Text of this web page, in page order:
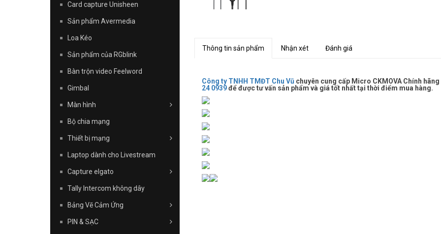
Thông tin sản phẩm Nhận xét Đánh giá
Công ty TNHH TMĐT Chu Vũ chuyên cung cấp Micro CKMOVA Chính
24 0939 để được tư vấn sản phẩm và giá tốt nhất tại thời điểm mua hàng.
Card capture Unisheen
Sản phẩm Avermedia
Loa Kéo
Sản phẩm của RGblink
Bàn trộn video Feelword
Gimbal
Màn hình
Bộ chia mạng
Thiết bị mạng
Laptop dành cho Livestream
Capture elgato
Tally Intercom không dây
Bảng Vẽ Cảm Ứng
PIN & SẠC